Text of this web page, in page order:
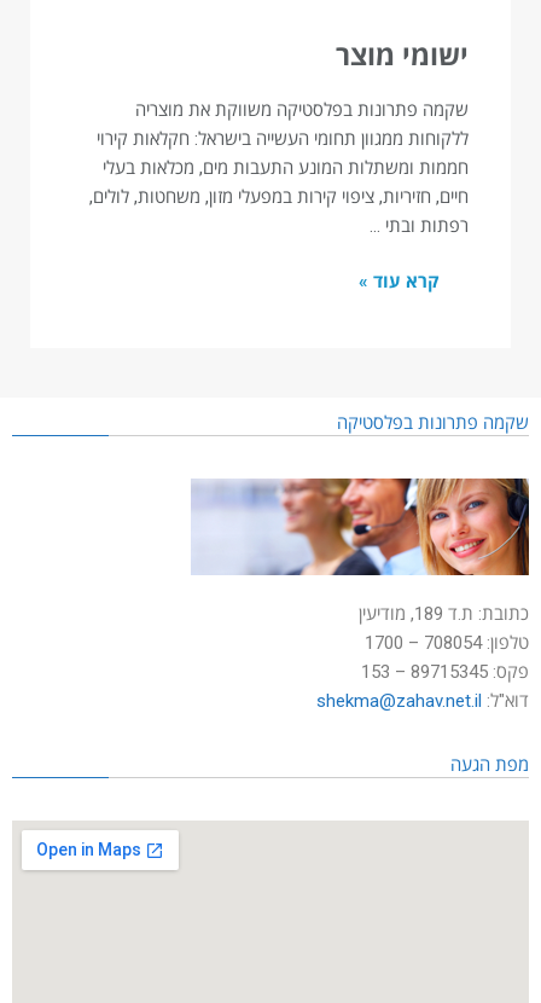
ישומי מוצר
שקמה פתרונות בפלסטיקה משווקת את מוצריה
ללקוחות ממגוון תחומי העשייה בישראל: חקלאות קירוי
חממות ומשתלות המונע התעבות מים, מכלאות בעלי
חיים, חזיריות, ציפוי קירות במפעלי מזון, משחטות, לולים,
רפתות ובתי …
קרא עוד »
שקמה פתרונות בפלסטיקה
כתובת: ת.ד 189, מודיעין
טלפון: 708054 – 1700
פקס: 89715345 – 153
דוא"ל: shekma@zahav.net.il
מפת הגעה